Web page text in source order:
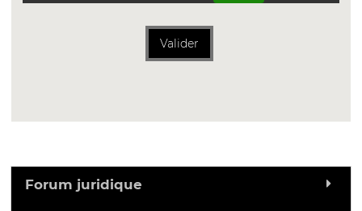
Valider
Forum juridique